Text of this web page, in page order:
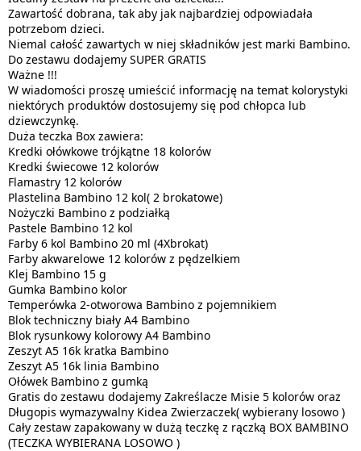
Zawartość dobrana, tak aby jak najbardziej odpowiadała
potrzebom dzieci.
Niemal całość zawartych w niej składników jest marki Bambino.
Do zestawu dodajemy SUPER GRATIS
Ważne !!!
W wiadomości proszę umieścić informację na temat kolorystyki
niektórych produktów dostosujemy się pod chłopca lub
dziewczynkę.
Duża teczka Box zawiera:
Kredki ołówkowe trójkątne 18 kolorów
Kredki świecowe 12 kolorów
Flamastry 12 kolorów
Plastelina Bambino 12 kol( 2 brokatowe)
Nożyczki Bambino z podziałką
Pastele Bambino 12 kol
Farby 6 kol Bambino 20 ml (4Xbrokat)
Farby akwarelowe 12 kolorów z pędzelkiem
Klej Bambino 15 g
Gumka Bambino kolor
Temperówka 2-otworowa Bambino z pojemnikiem
Blok techniczny biały A4 Bambino
Blok rysunkowy kolorowy A4 Bambino
Zeszyt A5 16k kratka Bambino
Zeszyt A5 16k linia Bambino
Ołówek Bambino z gumką
Gratis do zestawu dodajemy Zakreślacze Misie 5 kolorów oraz
Długopis wymazywalny Kidea Zwierzaczek( wybierany losowo )
Cały zestaw zapakowany w dużą teczkę z rączką BOX BAMBINO
(TECZKA WYBIERANA LOSOWO )